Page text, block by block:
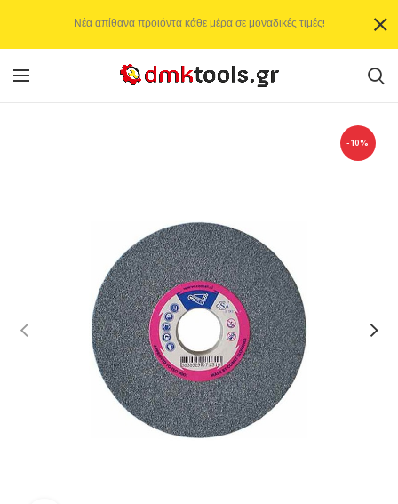
-10%
Νέα απίθανα προιόντα κάθε μέρα σε μοναδικές τιμές!